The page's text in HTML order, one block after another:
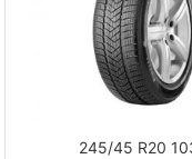
245/45 R20